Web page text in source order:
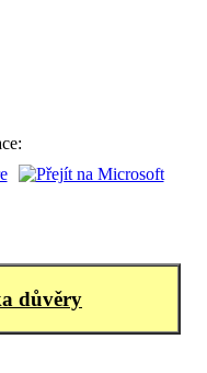
důvěry